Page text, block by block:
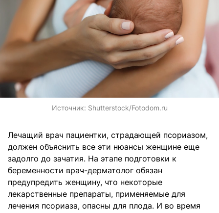
Источник: Shutterstock/Fotodom.ru
Лечащий врач пациентки, страдающей псориазом,
должен объяснить все эти нюансы женщине еще
задолго до зачатия. На этапе подготовки к
беременности врач-дерматолог обязан
предупредить женщину, что некоторые
лекарственные препараты, применяемые для
лечения псориаза, опасны для плода. И во время